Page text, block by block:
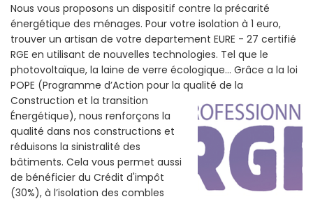
Nous vous proposons un dispositif contre la précarité
énergétique des ménages. Pour votre isolation à 1 euro,
trouver un artisan de votre departement EURE - 27 certifié
RGE en utilisant de nouvelles technologies. Tel que le
photovoltaïque, la laine de verre écologique... Grâce a la loi
POPE (Programme d’Action pour la qualité de la
Construction et la transition
Énergétique), nous renforçons la
qualité dans nos constructions et
réduisons la sinistralité des
bâtiments. Cela vous permet aussi
de bénéficier du Crédit d'impôt
(30%), à l’isolation des combles